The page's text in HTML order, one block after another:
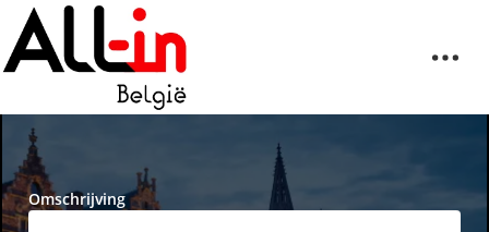
Omschrijving